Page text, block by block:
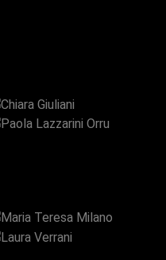
Lazzarini Orru
Laura Verrani